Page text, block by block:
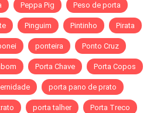
Peppa Pig Peso de porta
Pinguim Pintinho Pirata
ponteira Ponto Cruz
Porta Chave Porta Copos
porta pano de prato
porta talher Porta Treco